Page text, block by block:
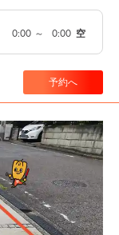
0:00 ～ 0:00 空
予約へ